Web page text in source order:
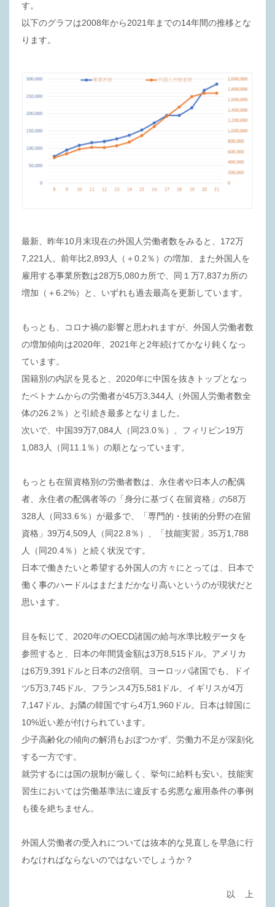
す。
以下のグラフは2008年から2021年までの14年間の推移とな
ります。
最新、昨年10月末現在の外国人労働者数をみると、172万
7,221人。前年比2,893人（＋0.2％）の増加、また外国人を
雇用する事業所数は28万5,080カ所で、同１万7,837カ所の
増加（＋6.2%）と、いずれも過去最高を更新しています。
もっとも、コロナ禍の影響と思われますが、外国人労働者数
の増加傾向は2020年、2021年と2年続けてかなり鈍くなっ
ています。
国籍別の内訳を見ると、2020年に中国を抜きトップとなっ
たベトナムからの労働者が45万3,344人（外国人労働者数全
体の26.2％）と引続き最多となりました。
次いで、中国39万7,084人（同23.0％）、フィリピン19万
1,083人（同11.1％）の順となっています。
もっとも在留資格別の労働者数は、永住者や日本人の配偶
者、永住者の配偶者等の「身分に基づく在留資格」の58万
328人（同33.6％）が最多で、「専門的・技術的分野の在留
資格」39万4,509人（同22.8％）、「技能実習」35万1,788
人（同20.4％）と続く状況です。
日本で働きたいと希望する外国人の方々にとっては、日本で
働く事のハードルはまだまだかなり高いというのが現状だと
思います。
目を転じて、2020年のOECD諸国の給与水準比較データを
参照すると、日本の年間賃金額は3万8,515ドル。アメリカ
は6万9,391ドルと日本の2倍弱。ヨーロッパ諸国でも、ドイ
ツ5万3,745ドル、フランス4万5,581ドル、イギリスが4万
7,147ドル。お隣の韓国ですら4万1,960ドル。日本は韓国に
10%近い差が付けられています。
少子高齢化の傾向の解消もおぼつかず、労働力不足が深刻化
する一方です。
就労するには国の規制が厳しく、挙句に給料も安い。技能実
習生においては労働基準法に違反する劣悪な雇用条件の事例
も後を絶ちません。
外国人労働者の受入れについては抜本的な見直しを早急に行
わなければならないのではないでしょうか？
以 上